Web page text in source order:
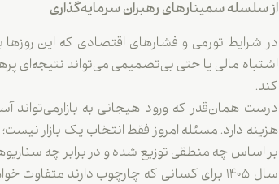
از سلسله سمینارهای رهبران سرمایه‌گذاری
در شرایط تورمی و فشارهای اقتصادی که این
اشتباه مالی یا حتی بی‌تصمیمی می‌تواند نتیجه‌ای
کند.
درست همان‌قدر که ورود هیجانی به
هزینه دارد. مسئله امروز فقط انتخاب یک بازار
بر اساس چه منطقی توزیع شده و در برابر چه
سال ۱۴۰۵ برای کسانی که چارچوب دارند